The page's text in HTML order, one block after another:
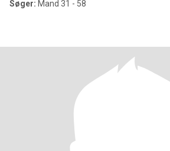
Søger: Mand 31 - 58